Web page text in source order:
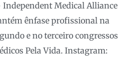
Medical Alliance
ênfase profissional na
e no terceiro congressos
Pela Vida. Instagram: